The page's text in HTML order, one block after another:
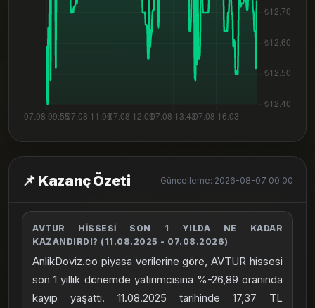
📌 Kazanç Özeti Güncelleme: 2026-08-07 00:00
AVTUR HISSESI SON 1 YILDA NE KADAR
KAZANDIRDI? (11.08.2025 - 07.08.2026)
AnlikDoviz.co piyasa verilerine göre, AVTUR hissesi
son 1 yıllık dönemde yatırımcısına %-26,89 oranında
kayıp yaşattı. 11.08.2025 tarihinde 17,37 TL